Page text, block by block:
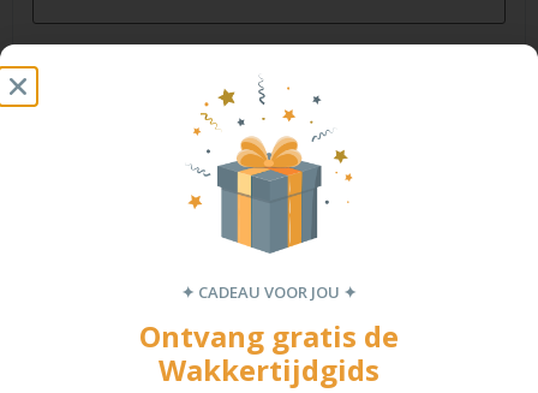
E-mail*
Mijn naam, e-mail en site opslaan in deze browser voor de
volgende keer wanneer ik een reactie plaats.
✦ CADEAU VOOR JOU ✦
Ontvang gratis de
Wakkertijdgids